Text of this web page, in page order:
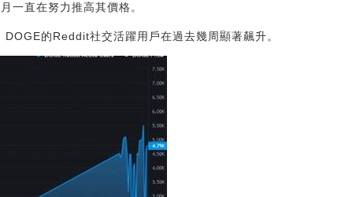
一直在努力推高其價格。
的Reddit社交活躍用戶在過去幾周顯著飆升。